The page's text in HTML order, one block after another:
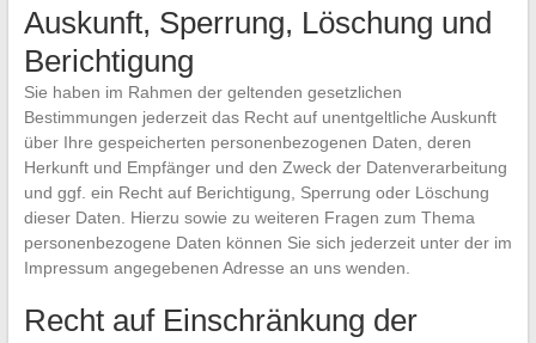
Auskunft, Sperrung, Löschung und
Berichtigung
Sie haben im Rahmen der geltenden gesetzlichen
Bestimmungen jederzeit das Recht auf unentgeltliche Auskunft
über Ihre gespeicherten personenbezogenen Daten, deren
Herkunft und Empfänger und den Zweck der Datenverarbeitung
und ggf. ein Recht auf Berichtigung, Sperrung oder Löschung
dieser Daten. Hierzu sowie zu weiteren Fragen zum Thema
personenbezogene Daten können Sie sich jederzeit unter der im
Impressum angegebenen Adresse an uns wenden.
Recht auf Einschränkung der